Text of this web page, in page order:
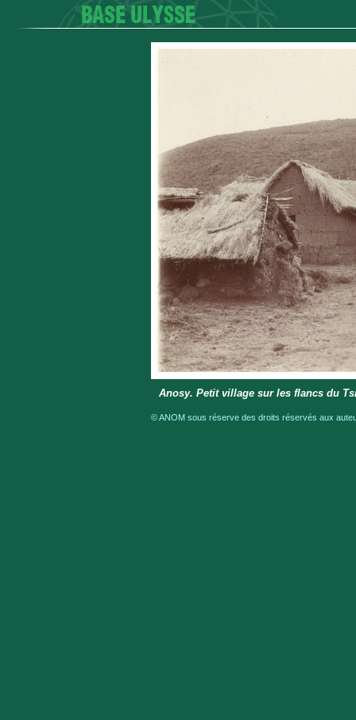
Anosy. Petit village sur les flancs du
© ANOM sous réserve des droits réservés aux